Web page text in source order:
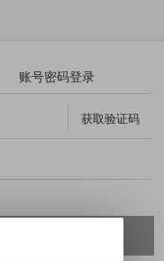
账号密码登录
获取验证码